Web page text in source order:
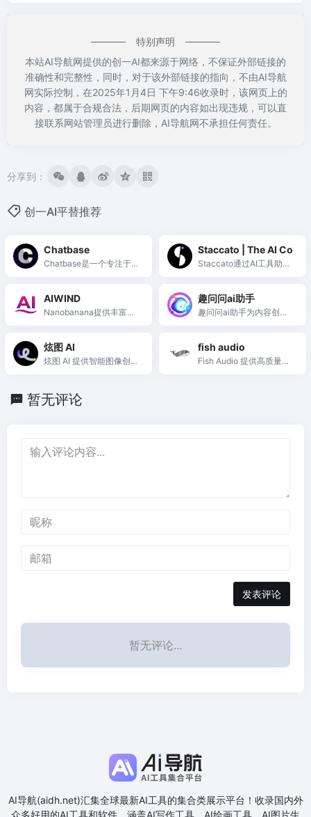
特别声明
本站AI导航网提供的创一AI都来源于网络，不保证外部链接的
准确性和完整性，同时，对于该外部链接的指向，不由AI导航
网实际控制，在2025年1月4日 下午9:46收录时，该网页上的
内容，都属于合规合法，后期网页的内容如出现违规，可以直
接联系网站管理员进行删除，AI导航网不承担任何责任。
分享到：
创一AI平替推荐
Chatbase
Chatbase是一个专注于构
成果。
Staccato | The AI Co
Staccato通过AI工具助力
权归属。
AIWIND
Nanobanana提供丰富的
趣问问ai助手
趣问问ai助手为内容创作
通体验。
炫图 AI
炫图 AI 提供智能图像创作
fish audio
Fish Audio 提供高质量的
暂无评论
发表评论
暂无评论...
AI导航(aidh.net)汇集全球最新AI工具的集合类展示平台！收录国内外